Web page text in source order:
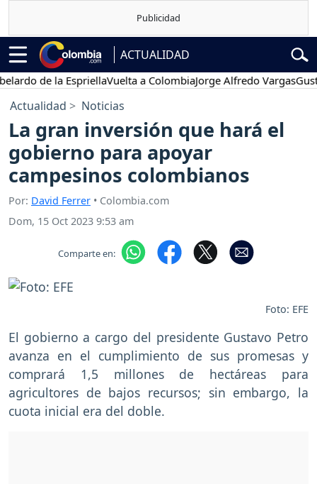
ACTUALIDAD
de la EspriellaVuelta a ColombiaJorge Alfredo VargasGustavo
Actualidad Noticias
La gran inversión que hará el
gobierno para apoyar
campesinos colombianos
Por: David Ferrer • Colombia.com
Dom, 15 Oct 2023 9:53 am
Comparte en:
Foto: EFE
El gobierno a cargo del presidente Gustavo Petro
avanza en el cumplimiento de sus promesas y
comprará 1,5 millones de hectáreas para
agricultores de bajos recursos; sin embargo, la
cuota inicial era del doble.